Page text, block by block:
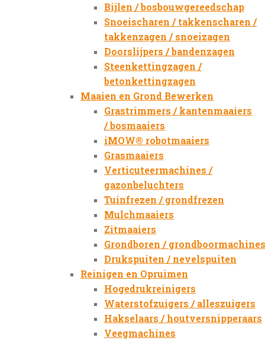
Bijlen / bosbouwgereedschap
Snoeischaren / takkenscharen /
takkenzagen / snoeizagen
Doorslijpers / bandenzagen
Steenkettingzagen /
betonkettingzagen
Maaien en Grond Bewerken
Grastrimmers / kantenmaaiers
/ bosmaaiers
iMOW® robotmaaiers
Grasmaaiers
Verticuteermachines /
gazonbeluchters
Tuinfrezen / grondfrezen
Mulchmaaiers
Zitmaaiers
Grondboren / grondboormachines
Drukspuiten / nevelspuiten
Reinigen en Opruimen
Hogedrukreinigers
Waterstofzuigers / alleszuigers
Hakselaars / houtversnipperaars
Veegmachines